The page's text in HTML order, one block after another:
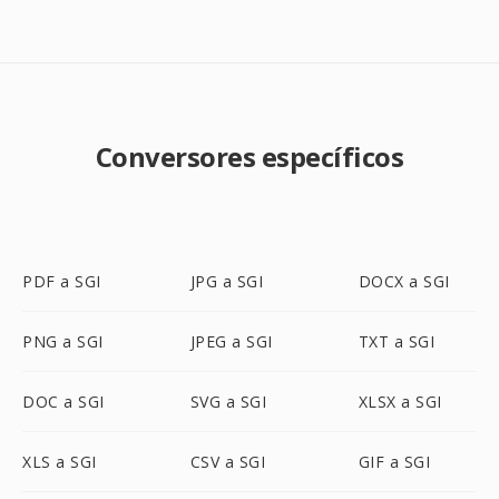
Conversores específicos
PDF a SGI JPG a SGI DOCX a SGI
PNG a SGI JPEG a SGI TXT a SGI
DOC a SGI SVG a SGI XLSX a SGI
XLS a SGI CSV a SGI GIF a SGI